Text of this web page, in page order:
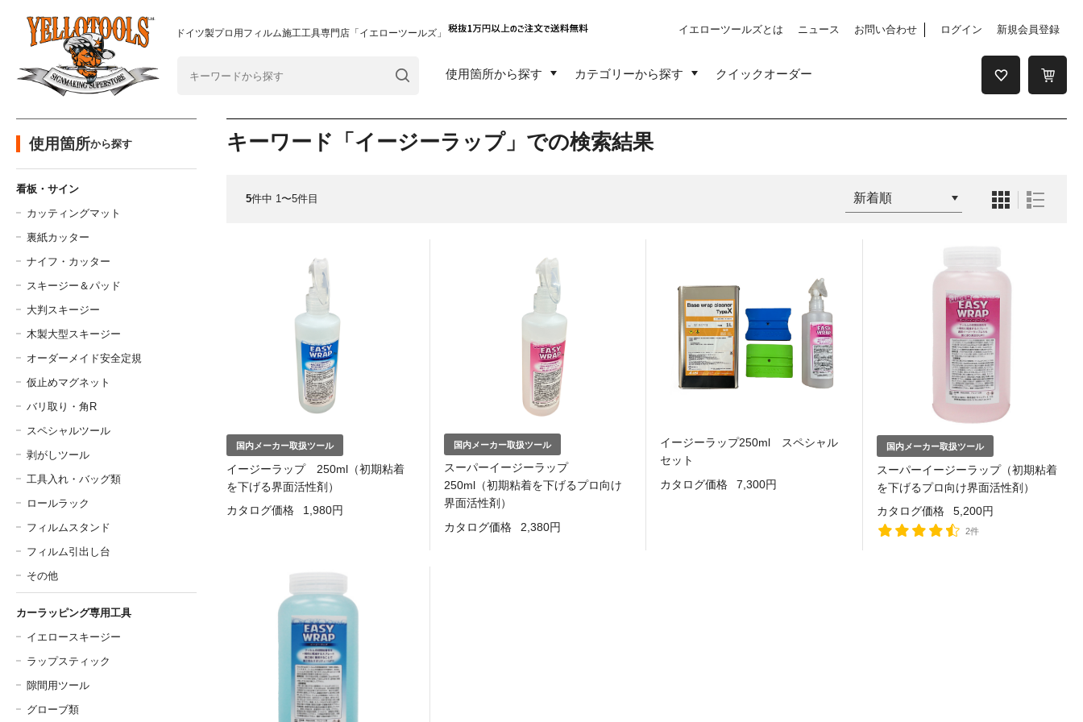
重要なおしらせ
ドイツ製プロ用フィルム施工工具専門店「イエローツールズ」 イエローツールズとは ニュース お問い合わせ ログイン 新規会員登録
使用箇所から探す カテゴリーから探す クイックオーダー
キーワード「イージーラップ」での検索結果
5件中 1〜5件目
国内メーカー取扱ツール
イージーラップ 250ml（初期粘着
を下げる界面活性剤）
カタログ価格
1,980円
国内メーカー取扱ツール
スーパーイージーラップ
250ml（初期粘着を下げるプロ向け
界面活性剤）
カタログ価格
2,380円
イージーラップ250ml スペシャル
セット
カタログ価格
7,300円
国内メーカー取扱ツール
スーパーイージーラップ（初期粘着
を下げるプロ向け界面活性剤）
カタログ価格
5,200円
2件
使用箇所から探す
看板・サイン
カッティングマット
裏紙カッター
ナイフ・カッター
スキージー＆パッド
大判スキージー
木製大型スキージー
オーダーメイド安全定規
仮止めマグネット
バリ取り・角R
スペシャルツール
剥がしツール
工具入れ・バッグ類
ロールラック
フィルムスタンド
フィルム引出し台
その他
カーラッピング専用工具
イエロースキージー
ラップスティック
隙間用ツール
グローブ類